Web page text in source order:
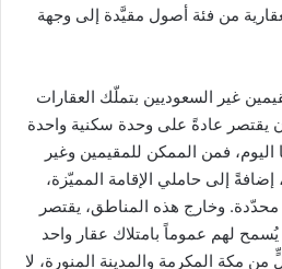
من فئة أصول مقيَّدة إلى وجهة
غير السعوديين بتملّك العقارات
عادةً على وحدة سكنية واحدة
فمن الممكن للمقيمين وغير
إلى حاملي الإقامة المميّزة،
وخارج هذه المناطق، يقتصر
لهم عموماً بامتلاك عقار واحد
مكة المكرمة والمدينة المنورة، لا